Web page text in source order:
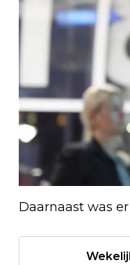
Daarnaast was